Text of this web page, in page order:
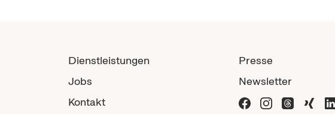
Dienstleistungen
Jobs
Kontakt
Presse
Newsletter